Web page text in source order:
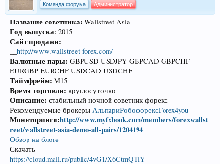
Команда форума
Администратор
Название советника: Wallstreet Asia
Год выпуска: 2015
Сайт продажи:
http://www.wallstreet-forex.com/
Валютные пары: GBPUSD USDJPY GBPCAD GBPCHF
EURGBP EURCHF USDCAD USDCHF
Таймфрейм: M15
Время торговли: круглосуточно
Описание: стабильный ночной советник форекс
Рекомендуемые брокеры АльпариРобофорексForex4you
Мониторинги:http://www.myfxbook.com/members/forexwallst
reet/wallstreet-asia-demo-all-pairs/1204194
Обзор на блоге
Скачать
https://cloud.mail.ru/public/4vG1/X6CtmQTiY